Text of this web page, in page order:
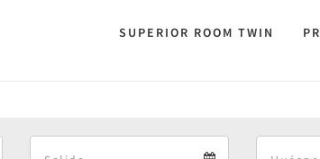
SUPERIOR ROOM TWIN